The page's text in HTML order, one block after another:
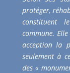
protéger,
constituent
commune.
acception la
seulement à
des «